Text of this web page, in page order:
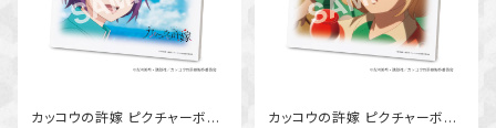
カッコウの許嫁 ピクチャーボー
カッコウの許嫁 ピクチャーボー